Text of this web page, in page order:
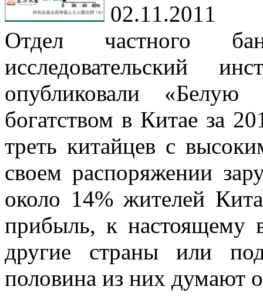
02.11.2011
Отдел частного
исследовательский
опубликовали «Белую
богатством в Китае за
треть китайцев с
своем распоряжении
около 14% жителей
прибыль, к настоящему
другие страны или
половина из них думают о